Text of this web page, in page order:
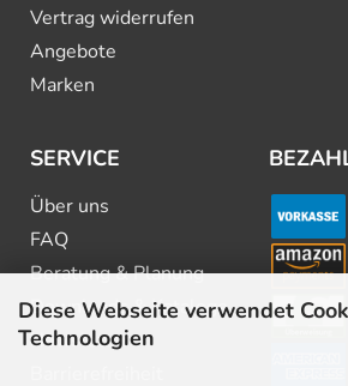
Diese Webseite verwendet
Technologien
Vertrag widerrufen
Angebote
Marken
SERVICE
Über uns
FAQ
Beratung & Planung
Downloads & Kataloge
Newsletter